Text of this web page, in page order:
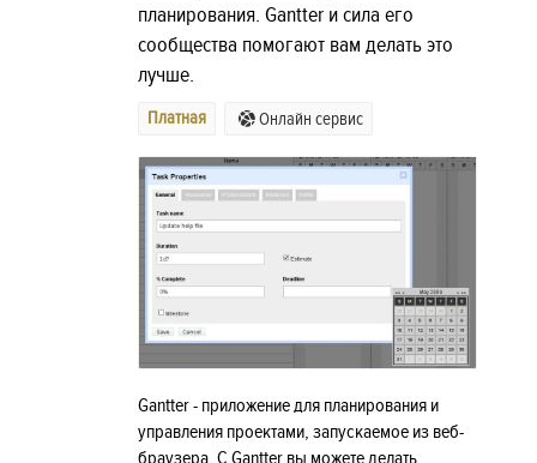
планирования. Gantter и сила его
сообщества помогают вам делать это
лучше.
Платная Онлайн сервис
Gantter - приложение для планирования и
управления проектами, запускаемое из веб-